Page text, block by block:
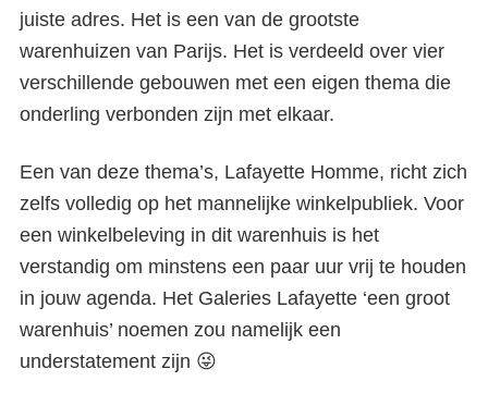
juiste adres. Het is een van de grootste
warenhuizen van Parijs. Het is verdeeld over vier
verschillende gebouwen met een eigen thema die
onderling verbonden zijn met elkaar.
Een van deze thema’s, Lafayette Homme, richt zich
zelfs volledig op het mannelijke winkelpubliek. Voor
een winkelbeleving in dit warenhuis is het
verstandig om minstens een paar uur vrij te houden
in jouw agenda. Het Galeries Lafayette ‘een groot
warenhuis’ noemen zou namelijk een
understatement zijn 😜